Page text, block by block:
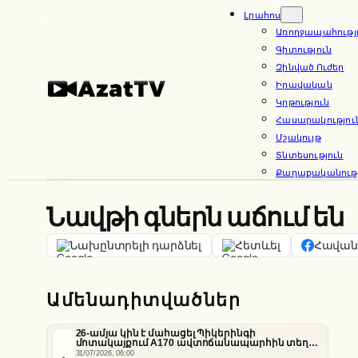
Լրահոս
Գիտություն
Զինված Ուժեր
Իրավական
Կրթություն
Մշակույթ
Տնտեսություն
Նավթի գներն աճում են
Նախընտրելի դարձնել Հետևել
Ամենադիտվածներ
26-ամյա կին է մահացել Պիկերինգի
մոտակայքում A170 ավտոճանապարհին տեղի
ունեցած վթարի հետևանքով
31/07/2026, 06:00